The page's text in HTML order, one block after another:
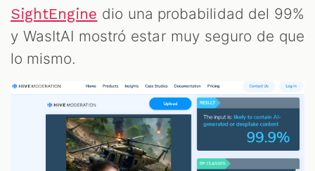
SightEngine dio una probabilidad del 99%
y WasItAI mostró estar muy seguro de que
lo mismo.